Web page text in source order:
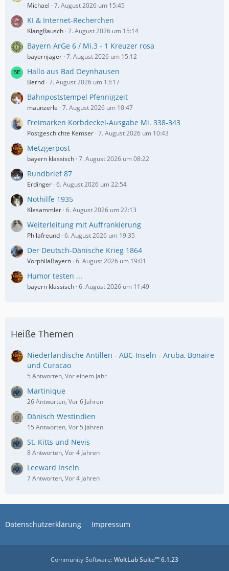
Michael 7. August 2026 um 15:45
KI & Internet-Recherchen
KlangRausch 7. August 2026 um 15:14
Bayern ArGe 6 / Mi.3 - 1 Kreuzer rosa
bayernjäger 7. August 2026 um 15:12
Hallo aus Bad Oeynhausen
Bernd 7. August 2026 um 13:17
Bahnpoststempel Pfennigzeit
maunzerle 7. August 2026 um 10:47
Freimarken Korbdeckel-Ausgabe Mi. 338-343
Postgeschichte Kemser 7. August 2026 um 10:43
Metzgerpost
bayern klassisch 7. August 2026 um 08:22
Rundbrief 87
Erdinger 6. August 2026 um 22:54
Nothilfe 1935
Klesammler 6. August 2026 um 22:13
Weiterleitung mit Auffrankierung
Philafreund 6. August 2026 um 19:35
Der Deutsch-Dänische Krieg 1864
VorphilaBayern 6. August 2026 um 19:01
Humor testen ...
bayern klassisch 6. August 2026 um 11:49
Heiße Themen
Niederländische Antillen - ABC-Inseln - Aruba, Bonaire
und Curacao
5 Antworten, Vor einem Jahr
Martinique
26 Antworten, Vor 6 Jahren
Dänisch Westindien
15 Antworten, Vor 5 Jahren
St. Kitts und Nevis
8 Antworten, Vor 4 Jahren
Leeward Inseln
7 Antworten, Vor 4 Jahren
Datenschutzerklärung Impressum
Community-Software:WoltLab Suite™ 6.1.23